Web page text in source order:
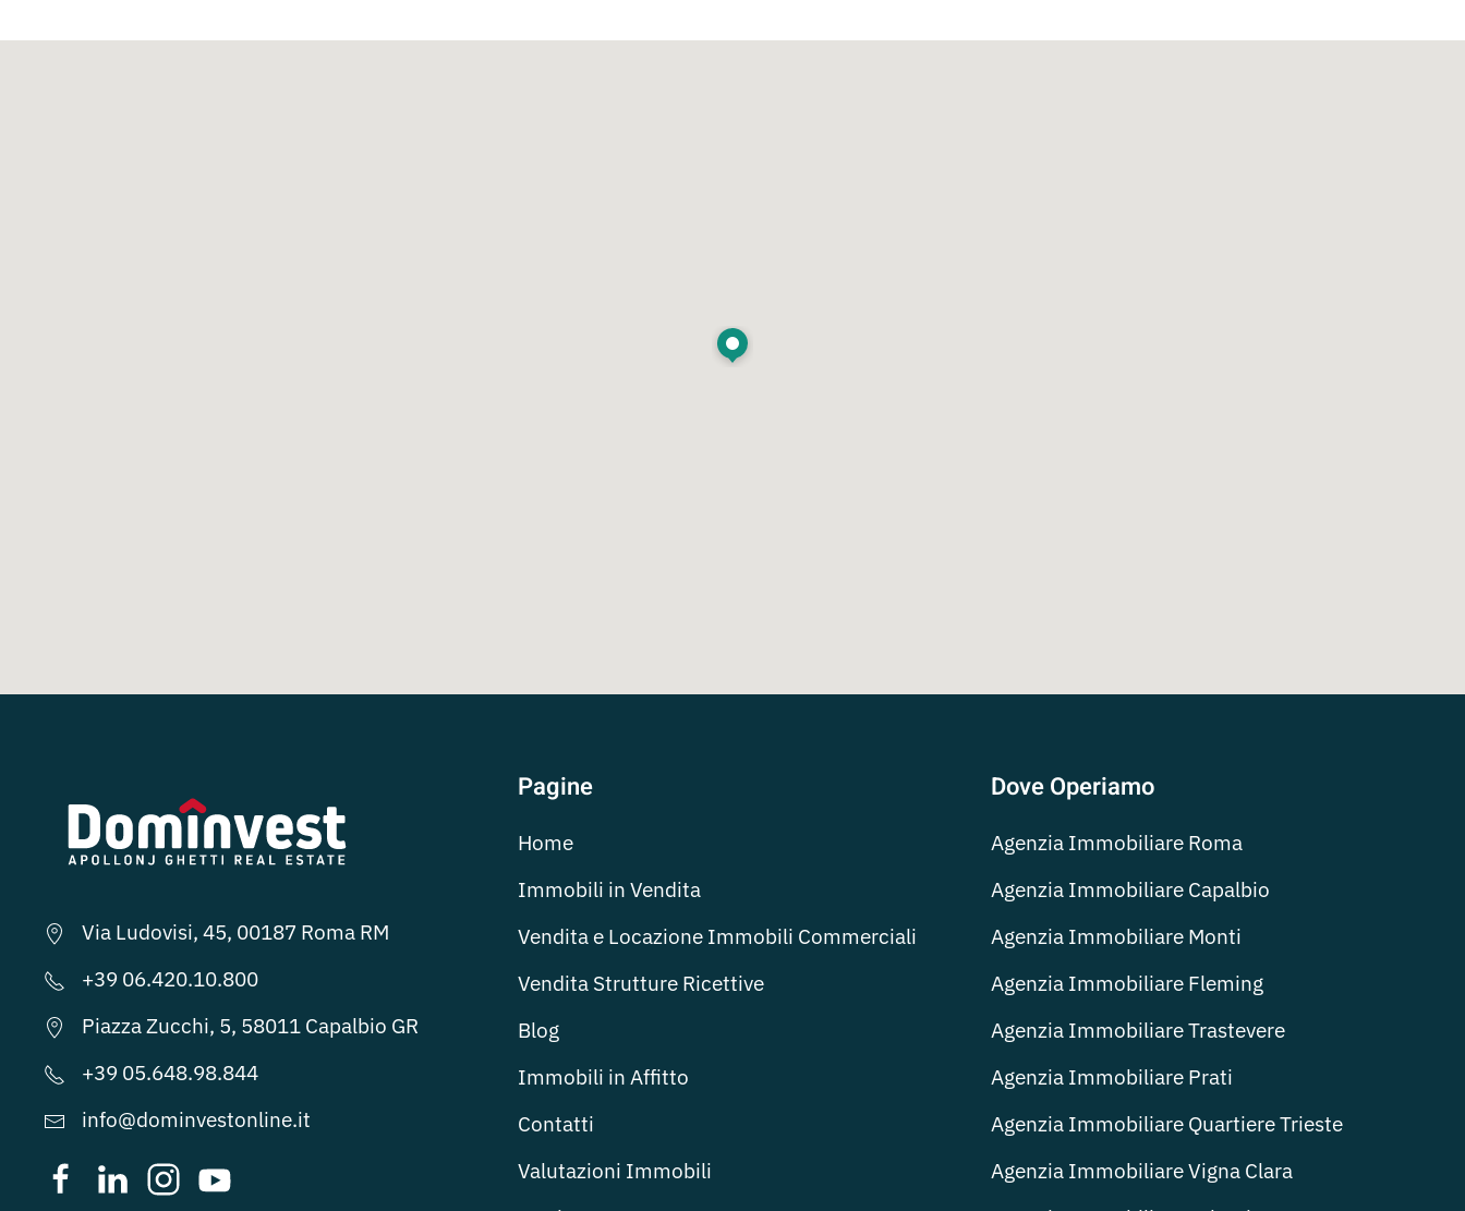
Via Ludovisi, 45, 00187 Roma RM
+39 06.420.10.800
Piazza Zucchi, 5, 58011 Capalbio GR
+39 05.648.98.844
info@dominvestonline.it
Pagine
Home
Immobili in Vendita
Vendita e Locazione Immobili Commerciali
Vendita Strutture Ricettive
Blog
Immobili in Affitto
Contatti
Valutazioni Immobili
Dove Operiamo
Agenzia Immobiliare Roma
Agenzia Immobiliare Capalbio
Agenzia Immobiliare Monti
Agenzia Immobiliare Fleming
Agenzia Immobiliare Trastevere
Agenzia Immobiliare Prati
Agenzia Immobiliare Quartiere Trieste
Agenzia Immobiliare Vigna Clara